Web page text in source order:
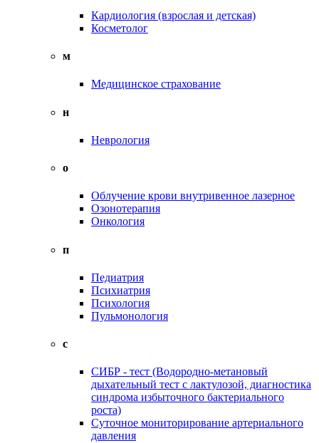
Кардиология (взрослая и детская)
Косметолог
м
Медицинское страхование
н
Неврология
о
Облучение крови внутривенное лазерное
Озонотерапия
Онкология
п
Педиатрия
Психиатрия
Психология
Пульмонология
с
СИБР - тест (Водородно-метановый
дыхательный тест с лактулозой, диагностика
синдрома избыточного бактериального
роста)
Суточное мониторирование артериального
давления